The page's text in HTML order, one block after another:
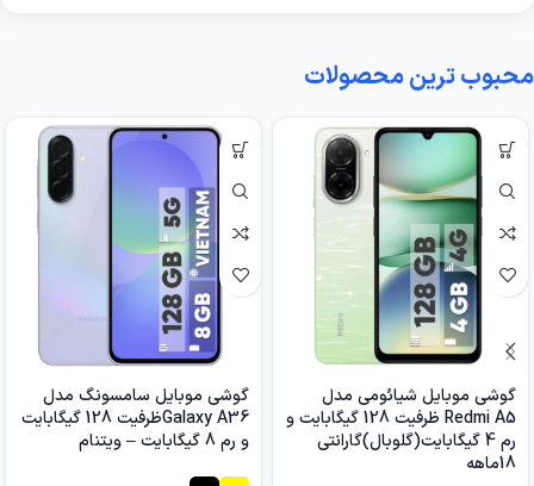
محبوب ترین محصولات
گوشی موبایل شیائومی مدل
Redmi A5 ظرفیت 128 گیگابایت و
رم 4 گیگابایت(گلوبال)گارانتی
18ماهه
گوشی موبایل سامسونگ مدل
Galaxy A36ظرفیت 128 گیگابایت
و رم 8 گیگابایت – ویتنام